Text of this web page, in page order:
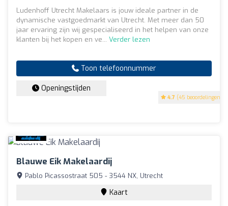
4.7 (45 beoordelingen)
Ludenhoff Utrecht Makelaars is jouw ideale partner in de
dynamische vastgoedmarkt van Utrecht. Met meer dan 50
jaar ervaring zijn wij gespecialiseerd in het helpen van onze
klanten bij het kopen en ve... Verder lezen
Toon telefoonnummer
Openingstijden
Blauwe Eik Makelaardij
Pablo Picassostraat 505 - 3544 NX, Utrecht
Kaart